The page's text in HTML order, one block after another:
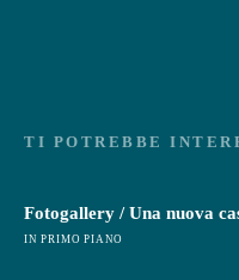
TI POTREBBE
Fotogallery / Una nuova
IN PRIMO PIANO